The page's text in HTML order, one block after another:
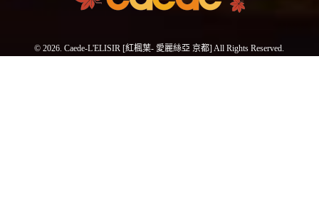
© 2026. Caede-L'ELISIR [紅楓葉- 愛麗絲亞 京都] All Rights Reserved.